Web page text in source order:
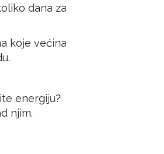
dana za
koje većina
energiju?
njim.